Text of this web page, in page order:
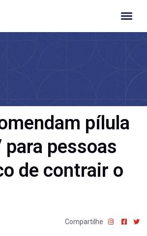
pílula
pessoas
de contrair o
Compartilhe